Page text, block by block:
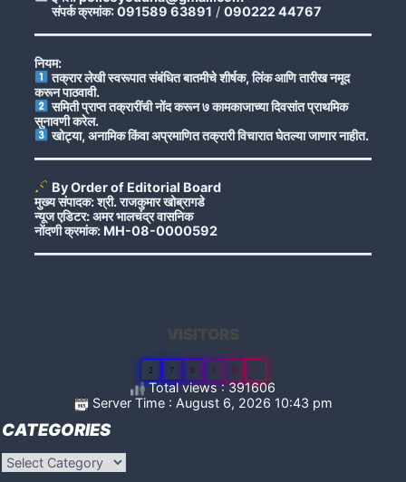
संपर्क क्रमांक: 091589 63891 / 090222 44767
नियम:
तक्रार लेखी स्वरूपात संबंधित बातमीचे शीर्षक, लिंक आणि तारीख नमूद
करून पाठवावी.
समिती प्राप्त तक्रारींची नोंद करून ७ कामकाजाच्या दिवसांत प्राथमिक
सुनावणी करेल.
खोट्या, अनामिक किंवा अप्रमाणित तक्रारी विचारात घेतल्या जाणार नाहीत.
By Order of Editorial Board
मुख्य संपादक: श्री. राजकुमार खोब्रागडे
न्यूज एडिटर: अमर भालचंद्र वासनिक
नोंदणी क्रमांक: MH-08-0000592
VISITORS
2 7 8 1 0 7
Total views : 391606
Server Time : August 6, 2026 10:43 pm
CATEGORIES
Categories